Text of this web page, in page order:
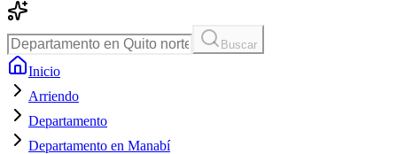
Buscar
Inicio
Arriendo
Departamento
Departamento en Manabí